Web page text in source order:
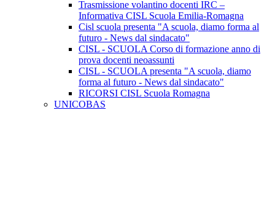
Trasmissione volantino docenti IRC –
Informativa CISL Scuola Emilia-Romagna
Cisl scuola presenta "A scuola, diamo forma al
futuro - News dal sindacato"
CISL - SCUOLA Corso di formazione anno di
prova docenti neoassunti
CISL - SCUOLA presenta "A scuola, diamo
forma al futuro - News dal sindacato"
RICORSI CISL Scuola Romagna
UNICOBAS